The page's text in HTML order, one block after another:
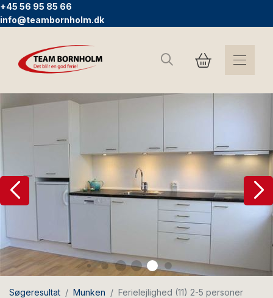
+45 56 95 85 66
info@teambornholm.dk
Søg
Søgeresultat Munken Ferielejlighed (11) 2-5 personer